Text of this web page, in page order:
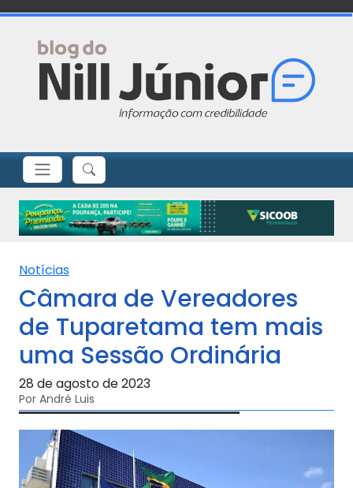
Notícias
Câmara de Vereadores
de Tuparetama tem mais
uma Sessão Ordinária
28 de agosto de 2023
Por André Luis